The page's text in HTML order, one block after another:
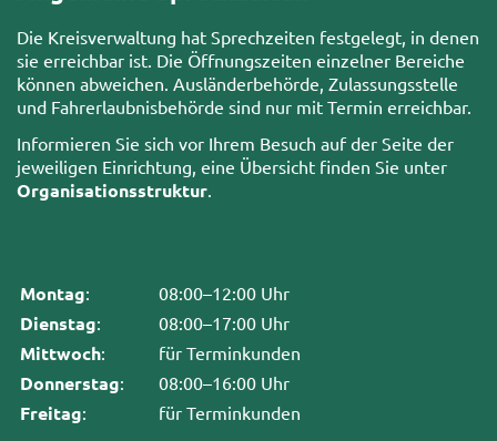
Die Kreisverwaltung hat Sprechzeiten festgelegt, in denen
sie erreichbar ist. Die Öffnungszeiten einzelner Bereiche
können abweichen. Ausländerbehörde, Zulassungsstelle
und Fahrerlaubnisbehörde sind nur mit Termin erreichbar.
Informieren Sie sich vor Ihrem Besuch auf der Seite der
jeweiligen Einrichtung, eine Übersicht finden Sie unter
Organisationsstruktur
Montag: 08:00–12:00 Uhr
Dienstag: 08:00–17:00 Uhr
Mittwoch: für Terminkunden
Donnerstag: 08:00–16:00 Uhr
Freitag: für Terminkunden